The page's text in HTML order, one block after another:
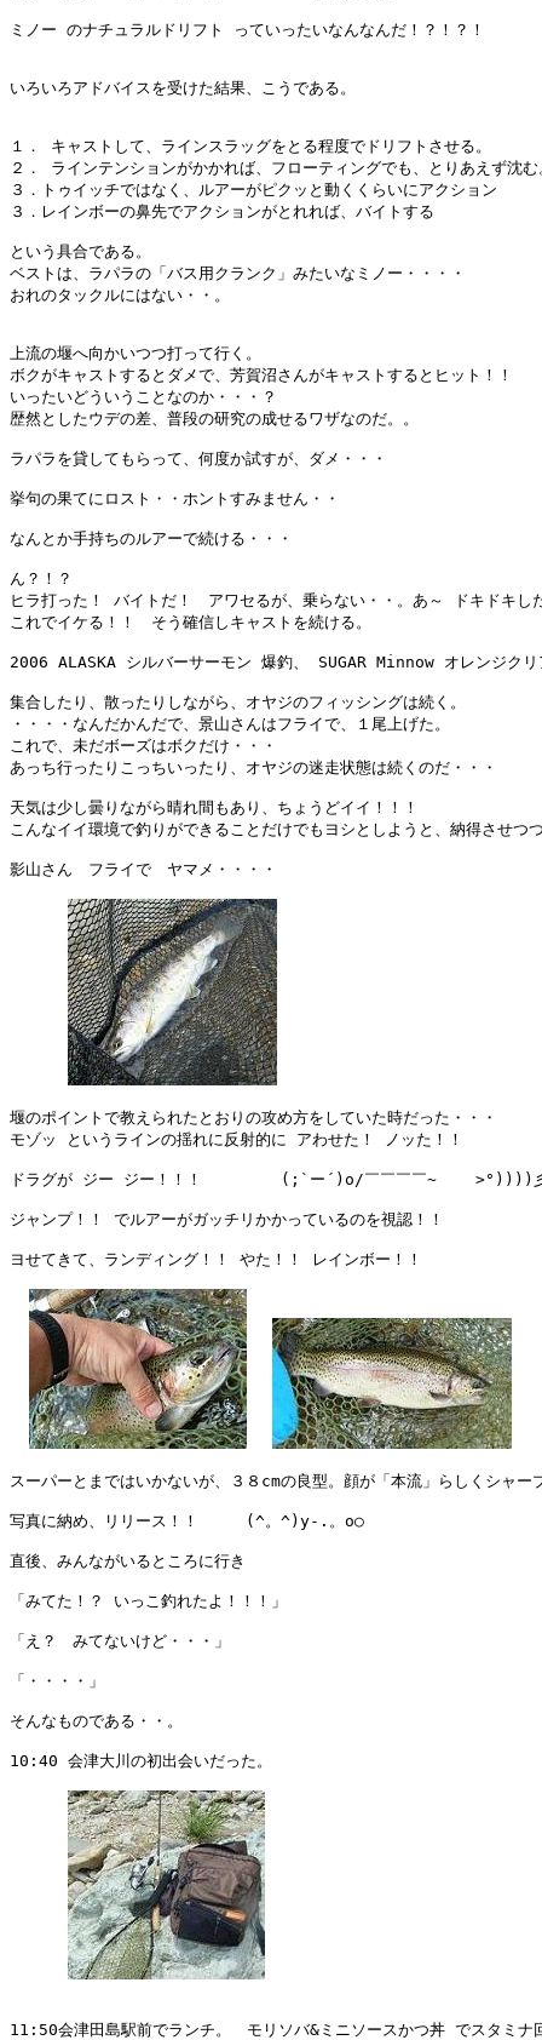
ミノー のナチュラルドリフト っていったいなんなんだ！？！？！
いろいろアドバイスを受けた結果、こうである。
１． キャストして、ラインスラッグをとる程度でドリフトさせる。
２． ラインテンションがかかれば、フローティングでも、とりあえず沈む
３．トゥイッチではなく、ルアーがピクッと動くくらいにアクション
３．レインボーの鼻先でアクションがとれれば、バイトする
という具合である。
ベストは、ラパラの「バス用クランク」みたいなミノー・・・・
おれのタックルにはない・・。
上流の堰へ向かいつつ打って行く。
ボクがキャストするとダメで、芳賀沼さんがキャストするとヒット！！
いったいどういうことなのか・・・？
歴然としたウデの差、普段の研究の成せるワザなのだ。。
ラパラを貸してもらって、何度か試すが、ダメ・・・
挙句の果てにロスト・・ホントすみません・・
なんとか手持ちのルアーで続ける・・・
ん？！？
ヒラ打った！ バイトだ！　アワセるが、乗らない・・。あ～ ドキドキし
これでイケる！！　そう確信しキャストを続ける。
2006 ALASKA シルバーサーモン 爆釣、 SUGAR Minnow オレンジクリ
集合したり、散ったりしながら、オヤジのフィッシングは続く。
・・・・なんだかんだで、景山さんはフライで、１尾上げた。
これで、未だボーズはボクだけ・・・
あっち行ったりこっちいったり、オヤジの迷走状態は続くのだ・・・
天気は少し曇りながら晴れ間もあり、ちょうどイイ！！！
こんなイイ環境で釣りができることだけでもヨシとしようと、納得させつ
影山さん　フライで　ヤマメ・・・・
堰のポイントで教えられたとおりの攻め方をしていた時だった・・・
モゾッ というラインの揺れに反射的に アわせた！ ノッた！！
ドラグが ジー ジー！！！　　　　　(;`ー´)o/￣￣￣￣~    >°))))
ジャンプ！！ でルアーがガッチリかかっているのを視認！！
ヨせてきて、ランディング！！ やた！！ レインボー！！
スーパーとまではいかないが、３８cmの良型。顔が「本流」らしくシャー
写真に納め、リリース！！　　　(^。^)y-.。o○
直後、みんながいるところに行き
「みてた！？ いっこ釣れたよ！！！」
「え？　みてないけど・・・」
「・・・・」
そんなものである・・。
10:40 会津大川の初出会いだった。
11:50会津田島駅前でランチ。　モリソバ&ミニソースかつ丼 でスタミナ